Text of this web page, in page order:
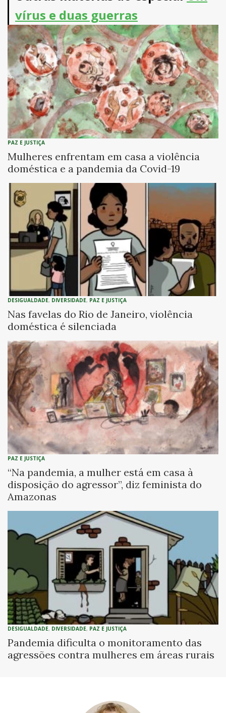
vírus e duas guerras
PAZ E JUSTIÇA
Mulheres enfrentam em casa a violência
doméstica e a pandemia da Covid-19
DESIGUALDADE, DIVERSIDADE, PAZ E JUSTIÇA
Nas favelas do Rio de Janeiro, violência
doméstica é silenciada
PAZ E JUSTIÇA
“Na pandemia, a mulher está em casa à
disposição do agressor”, diz feminista do
Amazonas
DESIGUALDADE, DIVERSIDADE, PAZ E JUSTIÇA
Pandemia dificulta o monitoramento das
agressões contra mulheres em áreas rurais